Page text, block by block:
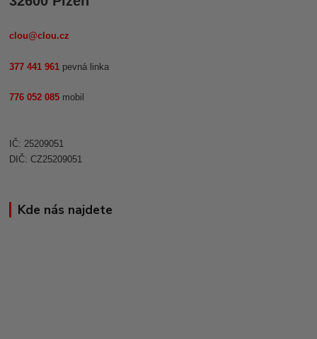
clou@clou.cz
377 441 961 pevná linka
776 052 085 mobil
IČ: 25209051
DIČ: CZ25209051
Kde nás najdete